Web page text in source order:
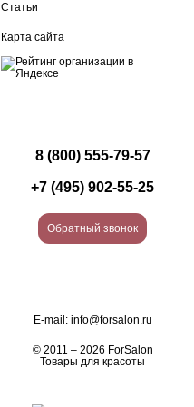
Статьи
Карта сайта
8 (800) 555-79-57
+7 (495) 902-55-25
Обратный звонок
E-mail: info@forsalon.ru
© 2011 – 2026 ForSalon
Товары для красоты